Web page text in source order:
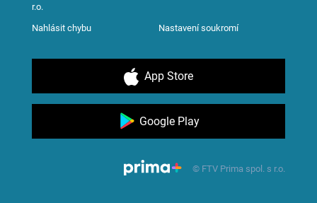
r.o.
Nahlásit chybu Nastavení soukromí
App Store
Google Play
© FTV Prima spol. s r.o.